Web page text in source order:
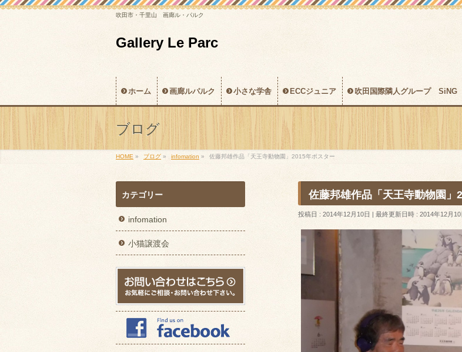
吹田市・千里山 画廊ル・パルク
Gallery Le Parc
ホーム 画廊ルパルク 小さな学舎 ECCジュニア 吹田国際隣人グループ SiNG
ブログ
HOME » ブログ » infomation » 佐藤邦雄作品「天王寺動物園」2015年ポスター
佐藤邦雄作品「天王寺動物園」
投稿日 : 2014年12月10日 最終更新日時 : 2014年12月10
カテゴリー
infomation
小猫譲渡会